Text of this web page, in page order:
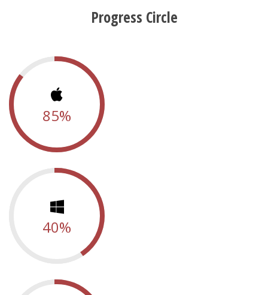
Progress Circle
85%
40%